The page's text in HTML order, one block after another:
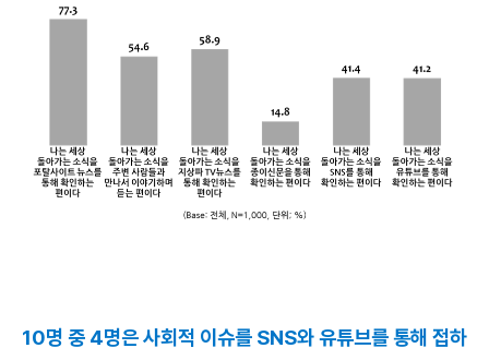
10명 중 4명은 사회적 이슈를 SNS와 유튜브를 통해 접하